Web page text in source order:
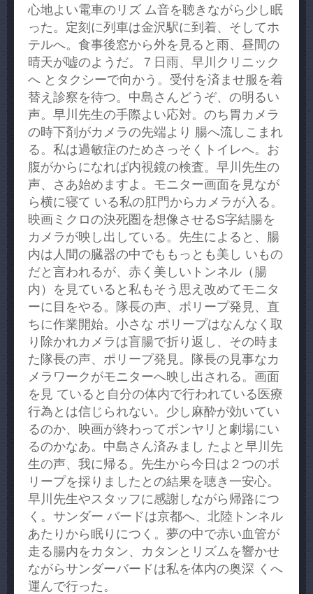
心地よい電車のリズ ム音を聴きながら少し眠
った。定刻に列車は金沢駅に到着、そしてホ
テルへ。食事後窓から外を見ると雨、昼間の
晴天が嘘のようだ。７日雨、早川クリニック
へ とタクシーで向かう。受付を済ませ服を着
替え診察を待つ。中島さんどうぞ、の明るい
声。早川先生の手際よい応対。のち胃カメラ
の時下剤がカメラの先端より 腸へ流しこまれ
る。私は過敏症のためさっそくトイレへ。お
腹がからになれば内視鏡の検査。早川先生の
声、さあ始めますよ。モニター画面を見なが
ら横に寝て いる私の肛門からカメラが入る。
映画ミクロの決死圏を想像させるS字結腸を
カメラが映し出している。先生によると、腸
内は人間の臓器の中でももっとも美し いもの
だと言われるが、赤く美しいトンネル（腸
内）を見ていると私もそう思え改めてモニタ
ーに目をやる。隊長の声、ポリープ発見、直
ちに作業開始。小さな ポリープはなんなく取
り除かれカメラは盲腸で折り返し、その時ま
た隊長の声、ポリープ発見。隊長の見事なカ
メラワークがモニターへ映し出される。画面
を見 ていると自分の体内で行われている医療
行為とは信じられない。少し麻酔が効いてい
るのか、映画が終わってボンヤリと劇場にい
るのかなあ。中島さん済みまし たよと早川先
生の声、我に帰る。先生から今日は２つのポ
リープを採りましたとの結果を聴き一安心。
早川先生やスタッフに感謝しながら帰路につ
く。サンダー バードは京都へ、北陸トンネル
あたりから眠りにつく。夢の中で赤い血管が
走る腸内をカタン、カタンとリズムを響かせ
ながらサンダーバードは私を体内の奥深 くへ
運んで行った。